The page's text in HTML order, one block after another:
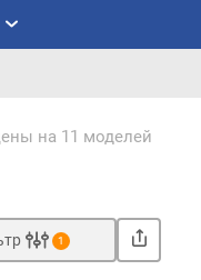
на 11 моделей
1